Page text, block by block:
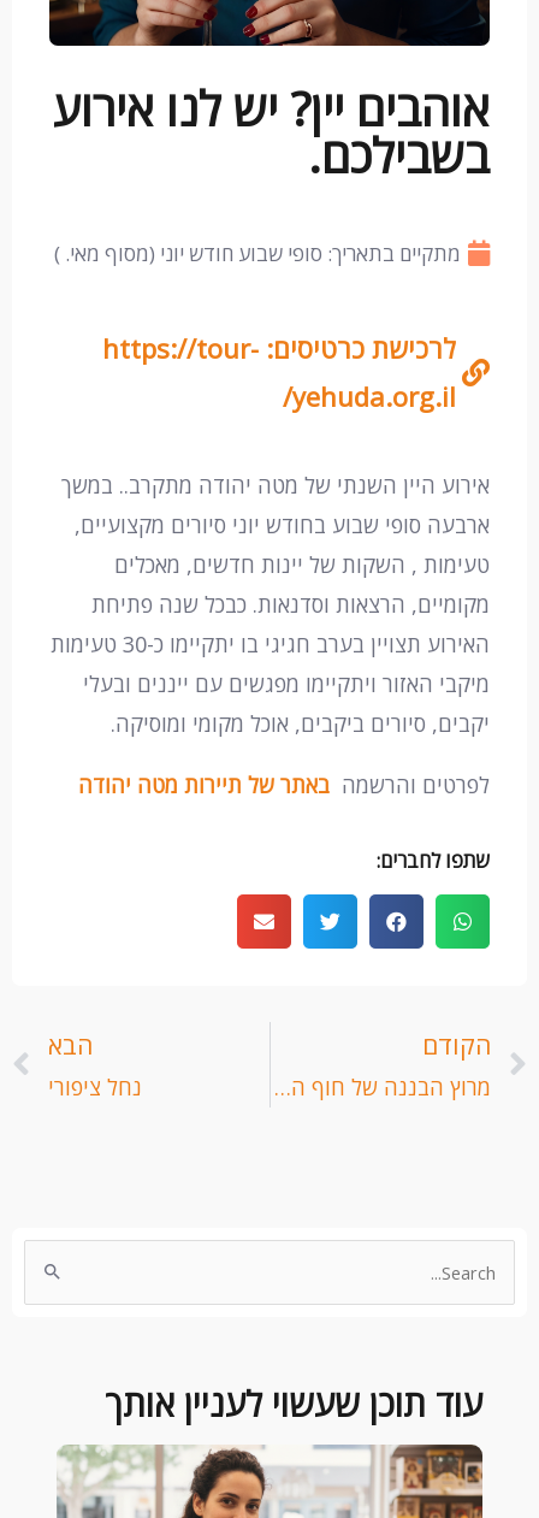
אוהבים יין? יש לנו אירוע
בשבילכם.
מתקיים בתאריך: סופי שבוע חודש יוני (מסוף מאי. )
לרכישת כרטיסים: https://tour-
yehuda.org.il/
אירוע היין השנתי של מטה יהודה מתקרב.. במשך
ארבעה סופי שבוע בחודש יוני סיורים מקצועיים,
טעימות , השקות של יינות חדשים, מאכלים
מקומיים, הרצאות וסדנאות. כבכל שנה פתיחת
האירוע תצויין בערב חגיגי בו יתקיימו כ-30 טעימות
מיקבי האזור ויתקיימו מפגשים עם ייננים ובעלי
יקבים, סיורים ביקבים, אוכל מקומי ומוסיקה.
לפרטים והרשמה באתר של תיירות מטה יהודה
שתפו לחברים:
הקודם
מרוץ הבננה של חוף הכרמל
הבא
נחל ציפורי
Search
for:
עוד תוכן שעשוי לעניין אותך